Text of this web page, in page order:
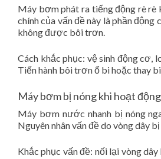
Máy bơm phát ra tiếng động rè rè
chính của vấn đề này là phần động
không được bôi trơn.
Cách khắc phục: vệ sinh động cơ,
Tiến hành bôi trơn ổ bi hoặc thay bi.
Máy bơm bị nóng khi hoạt
Máy bơm nước nhanh bị nóng
Nguyên nhân vấn đề do vòng dây
Khắc phục vấn đề: nối lại vòng